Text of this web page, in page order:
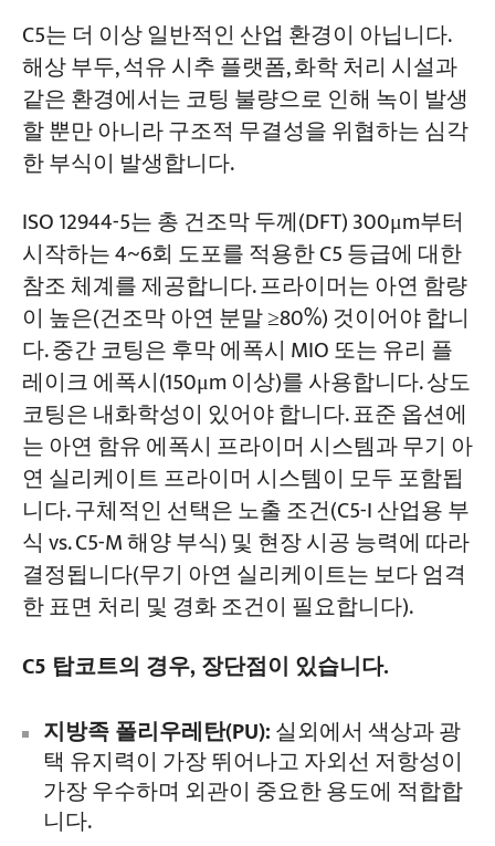
C5는 더 이상 일반적인 산업 환경이 아닙니다.
해상 부두, 석유 시추 플랫폼, 화학 처리 시설과
같은 환경에서는 코팅 불량으로 인해 녹이 발생
할 뿐만 아니라 구조적 무결성을 위협하는 심각
한 부식이 발생합니다.
ISO 12944-5는 총 건조막 두께(DFT) 300μm부터
시작하는 4~6회 도포를 적용한 C5 등급에 대한
참조 체계를 제공합니다. 프라이머는 아연 함량
이 높은(건조막 아연 분말 ≥80%) 것이어야 합니
다. 중간 코팅은 후막 에폭시 MIO 또는 유리 플
레이크 에폭시(150μm 이상)를 사용합니다. 상도
코팅은 내화학성이 있어야 합니다. 표준 옵션에
는 아연 함유 에폭시 프라이머 시스템과 무기 아
연 실리케이트 프라이머 시스템이 모두 포함됩
니다. 구체적인 선택은 노출 조건(C5-I 산업용 부
식 vs. C5-M 해양 부식) 및 현장 시공 능력에 따라
결정됩니다(무기 아연 실리케이트는 보다 엄격
한 표면 처리 및 경화 조건이 필요합니다).
C5 탑코트의 경우, 장단점이 있습니다.
지방족 폴리우레탄(PU):실외에서 색상과 광
택 유지력이 가장 뛰어나고 자외선 저항성이
가장 우수하며 외관이 중요한 용도에 적합합
니다.